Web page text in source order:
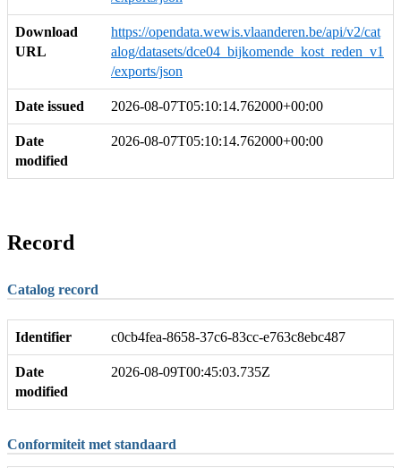
Download
URL
https://opendata.wewis.vlaanderen.be/api/v2/cat
alog/datasets/dce04_bijkomende_kost_reden_v1
/exports/json
Date issued 2026-08-07T05:10:14.762000+00:00
Date
modified
2026-08-07T05:10:14.762000+00:00
Record
Catalog record
Identifier c0cb4fea-8658-37c6-83cc-e763c8ebc487
Date
modified
2026-08-09T00:45:03.735Z
Conformiteit met standaard